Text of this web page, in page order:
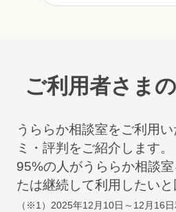
ご利用者さま
うららか相談室をご利用
ミ・評判をご紹介します。
95%の人がうららか相談
たは継続して利用したい
（※1） 2025年12月10日～12月16日